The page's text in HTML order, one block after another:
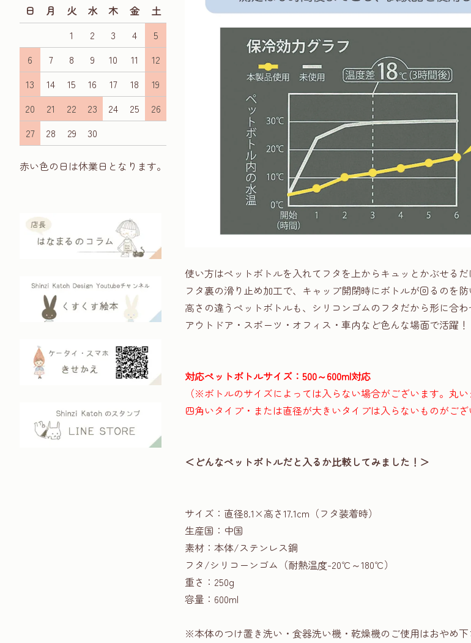
日
月 火 水 木 金
土
1
2 3 4
5
6
7 8 9 10 11
12
13
14 15 16 17 18
19
20
21 22 23 24 25
26
27
28 29 30
赤い色の日は休業日となります。
使い方はペットボトルを入れてフタを上からキュッとかぶせるだ
フタ裏の滑り止め加工で、キャップ開閉時にボトルが回るのを防
高さの違うペットボトルも、シリコンゴムのフタだから形に合わ
アウトドア・スポーツ・オフィス・車内など色んな場面で活躍！
対応ペットボトルサイズ：500～600ml対応
（※ボトルのサイズによっては入らない場合がございます。丸い
四角いタイプ・または直径が大きいタイプは入らないものがござ
＜どんなペットボトルだと入るか比較してみました！＞
サイズ：直径8.1×高さ17.1cm（フタ装着時）
生産国：中国
素材：本体/ステンレス鋼
フタ/シリコーンゴム（耐熱温度-20℃～180℃）
重さ：250g
容量：600ml
※本体のつけ置き洗い・食器洗い機・乾燥機のご使用はおやめ下